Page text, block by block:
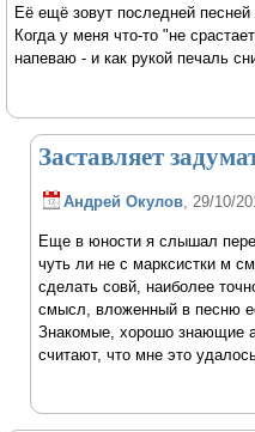
Её ещё зовут последней песней
Когда у меня что-то "не
напеваю - и как рукой печаль
Заставляет
Андрей Окулов , 29/10/
Еще в юности я слышал
чуть ли не с марксистки м
сделать совй, наиболее
смысл, вложенный в песню
Знакомые, хорошо знающие
считают, что мне это